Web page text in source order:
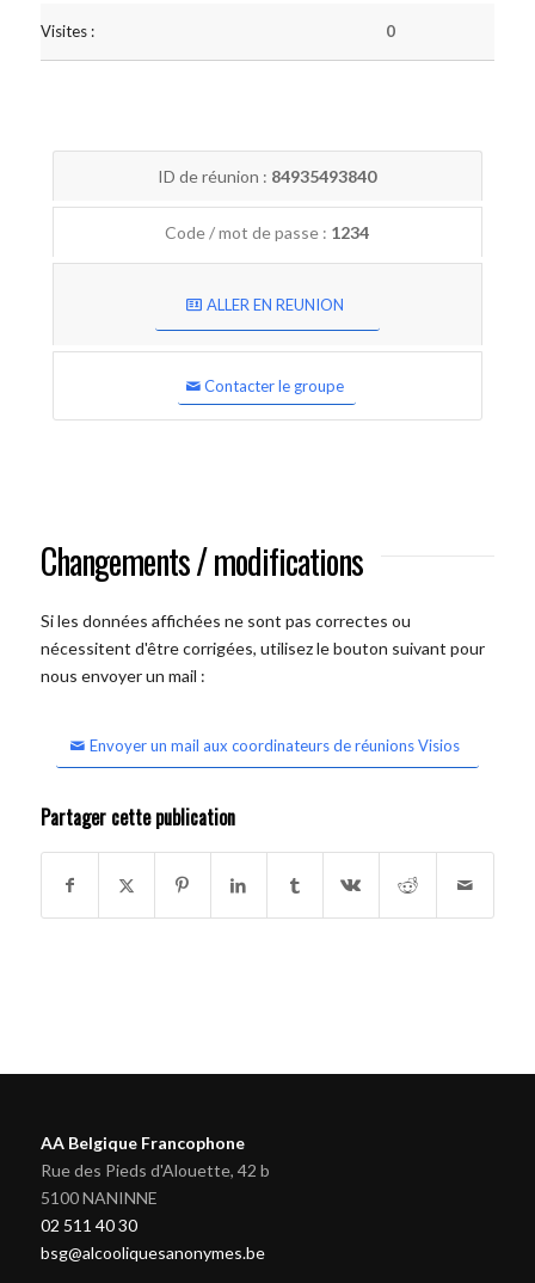
Visites : 0
ID de réunion : 84935493840
Code / mot de passe : 1234
ALLER EN REUNION
Contacter le groupe
Changements / modifications
Si les données affichées ne sont pas correctes ou
nécessitent d'être corrigées, utilisez le bouton suivant pour
nous envoyer un mail :
Envoyer un mail aux coordinateurs de réunions Visios
Partager cette publication
AA Belgique Francophone
Rue des Pieds d'Alouette, 42 b
5100 NANINNE
02 511 40 30
bsg@alcooliquesanonymes.be